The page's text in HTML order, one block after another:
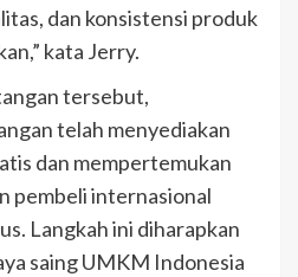
dan konsistensi produk
kata Jerry.
tersebut,
telah menyediakan
dan mempertemukan
pembeli internasional
Langkah ini diharapkan
saing UMKM Indonesia